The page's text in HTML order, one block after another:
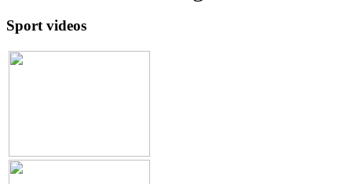
Sport videos